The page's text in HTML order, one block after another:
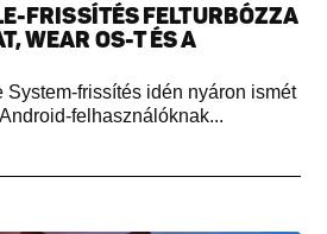
FRISSÍTÉS FELTURBÓZZA
WEAR OS-T ÉS A
System-frissítés idén nyáron ismét
felhasználóknak...